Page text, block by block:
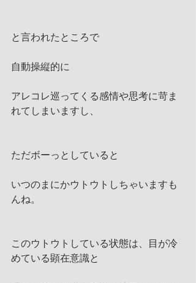
と言われたところで
自動操縦的に
アレコレ巡ってくる感情や思考に苛ま
れてしまいますし、
ただボーっとしていると
いつのまにかウトウトしちゃいますも
んね。
このウトウトしている状態は、目が冷
めている顕在意識と